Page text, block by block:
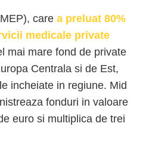
carea preluat 80%
medicale private
mai mare fond de private
Centrala si de Est,
incheiate in regiune. Mid
fonduri in valoare
euro si multiplica de trei